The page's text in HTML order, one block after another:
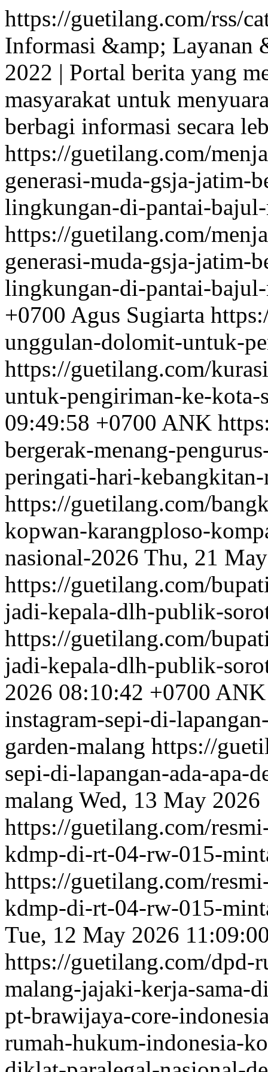
https://guetilang.com/rss/
Informasi &amp; Layanan
2022 | Portal berita yang
masyarakat untuk
berbagi informasi secara
https://guetilang.com/
generasi-muda-gsja-jatim-
lingkungan-di-pantai-
https://guetilang.com/
generasi-muda-gsja-jatim-
lingkungan-di-pantai-
+0700 Agus Sugiarta
unggulan-dolomit-untuk-
https://guetilang.com/
untuk-pengiriman-ke-kota-
09:49:58 +0700 ANK
bergerak-menang-
peringati-hari-
https://guetilang.com/
kopwan-karangploso-
nasional-2026 Thu, 21
https://guetilang.com/
jadi-kepala-dlh-publik-
https://guetilang.com/
jadi-kepala-dlh-publik-
2026 08:10:42 +0700 ANK
instagram-sepi-di-
garden-malang https://
sepi-di-lapangan-ada-apa-
malang Wed, 13 May
https://guetilang.com/
kdmp-di-rt-04-rw-015-
https://guetilang.com/
kdmp-di-rt-04-rw-015-
Tue, 12 May 2026
https://guetilang.com/dpd-
malang-jajaki-kerja-sama-
pt-brawijaya-core-
rumah-hukum-indonesia-